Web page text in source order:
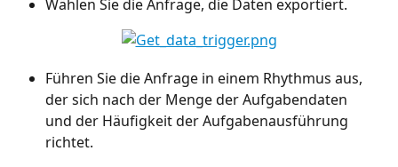
Wählen Sie die Anfrage, die Daten exportiert.
Führen Sie die Anfrage in einem Rhythmus aus,
der sich nach der Menge der Aufgabendaten
und der Häufigkeit der Aufgabenausführung
richtet.